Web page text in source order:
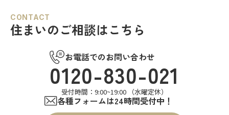
CONTACT
住まいのご相談はこちら
お電話でのお問い合わせ
0120-830-021
受付時間：9:00~19:00 （水曜定休）
各種フォームは24時間受付中！